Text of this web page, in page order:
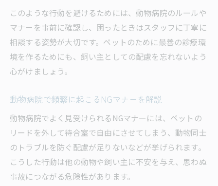
このような行動を避けるためには、動物病院のルールや
マナーを事前に確認し、困ったときはスタッフに丁寧に
相談する姿勢が大切です。ペットのために最善の診療環
境を作るためにも、飼い主としての配慮を忘れないよう
心がけましょう。
動物病院で頻繁に起こるNGマナーを解説
動物病院でよく見受けられるNGマナーには、ペットの
リードを外して待合室で自由にさせてしまう、動物同士
のトラブルを防ぐ配慮が足りないなどが挙げられます。
こうした行動は他の動物や飼い主に不安を与え、思わぬ
事故につながる危険性があります。